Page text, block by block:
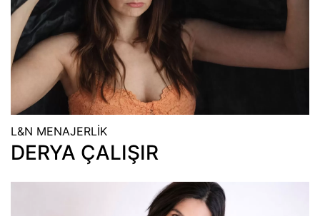
L&N MENAJERLİK
DERYA ÇALIŞIR